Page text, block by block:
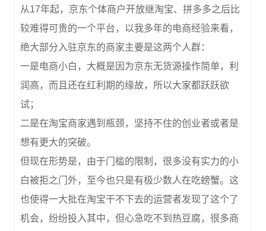
从17年起，京东个体商户开放继淘宝、拼多多之后比
较难得可贵的一个平台，以我多年的电商经验来看，
绝大部分入驻京东的商家主要是这两个人群：
一是电商小白，大概是因为京东无货源操作简单，利
润高，而且还在红利期的缘故，所以大家都跃跃欲
试；
二是在淘宝商家遇到瓶颈，坚持不住的创业者或者是
想有更大的突破。
但现在形势是，由于门槛的限制，很多没有实力的小
白被拒之门外，至今也只是有极少数人在吃螃蟹。这
也使得一大批在淘宝干不下去的运营者发现了这个了
机会，纷纷投入其中，但心急吃不到热豆腐，很多商